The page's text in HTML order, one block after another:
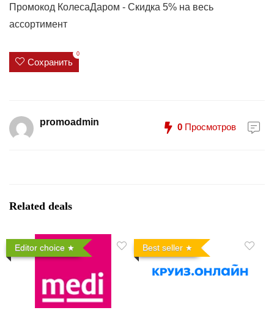
Промокод КолесаДаром - Скидка 5% на весь
ассортимент
Сохранить
0
promoadmin 0 Просмотров
Related deals
Editor choice Best seller